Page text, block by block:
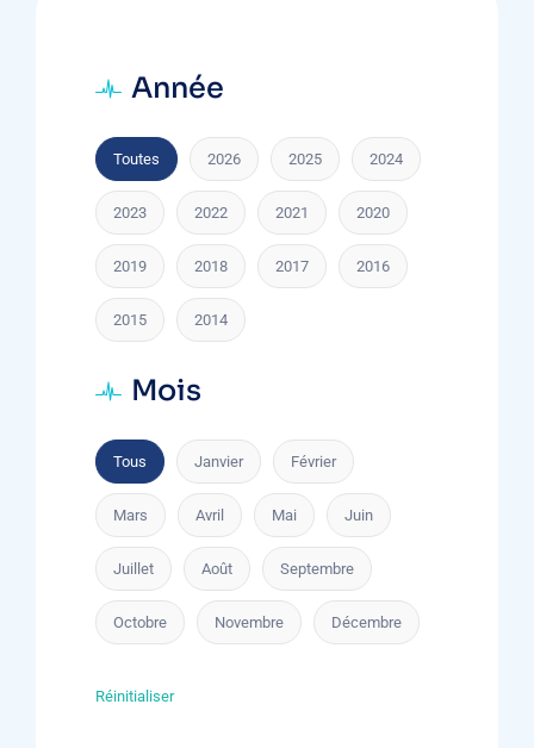
Année
Toutes 2026 2025 2024
2023 2022 2021 2020
2019 2018 2017 2016
2015 2014
Mois
Tous Janvier Février
Mars Avril Mai Juin
Juillet Août Septembre
Octobre Novembre Décembre
Réinitialiser